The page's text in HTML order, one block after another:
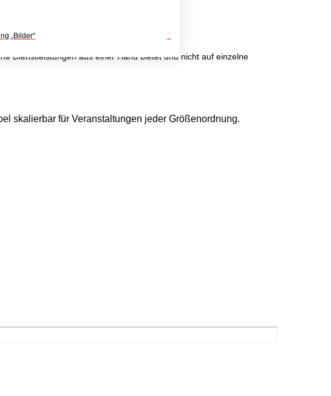
„Bilder“
Dienstleistungen aus einer Hand bietet und nicht auf einzelne
skalierbar für Veranstaltungen jeder Größenordnung.